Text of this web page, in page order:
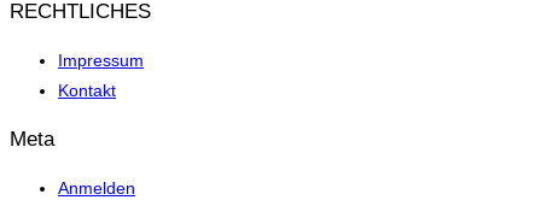
RECHTLICHES
Impressum
Kontakt
Meta
Anmelden